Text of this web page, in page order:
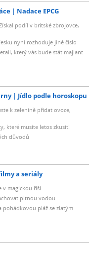
Nadace EPCG
podíl v britské zbrojovce,
nyní rozhoduje jiné číslo
který vás bude stát majlant
Jídlo podle horoskopu
k zelenině přidat ovoce,
které musíte letos zkusit!
důvodů
a seriály
v magickou říši
pitnou vodou
pohádkovou pláž se zlatým